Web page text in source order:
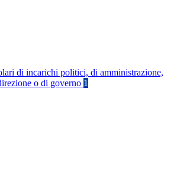
di incarichi politici, di amministrazione,
o di governo 1